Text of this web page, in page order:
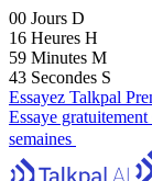
00 Jours D
16 Heures H
59 Minutes M
41 Secondes S
Essayez Talkpal
Essaye gratuitement
semaines